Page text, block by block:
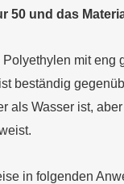
50 und das
mit
beständig
als Wasser ist,
in folgenden